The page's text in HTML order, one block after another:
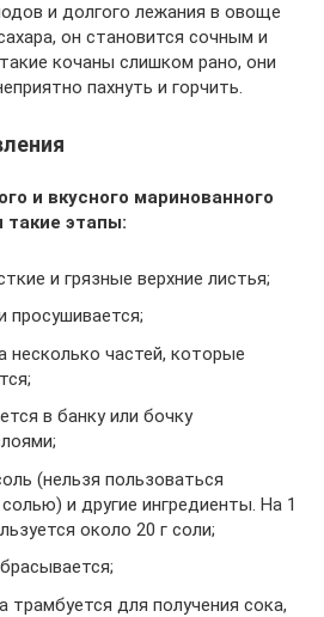
и долгого лежания в овоще
он становится сочным и
кочаны слишком рано, они
пахнуть и горчить.
и вкусного маринованного
этапы:
и грязные верхние листья;
просушивается;
несколько частей, которые
в банку или бочку
(нельзя пользоваться
и другие ингредиенты. На 1
около 20 г соли;
трамбуется для получения сока,